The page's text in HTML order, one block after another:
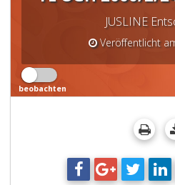
JUSLINE
Veröffentlicht
beobachten